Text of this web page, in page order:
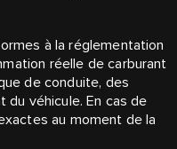
à la réglementation
réelle de carburant
de conduite, des
véhicule. En cas de
au moment de la